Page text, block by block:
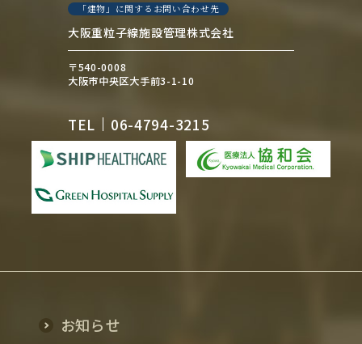
「建物」に関するお問い合わせ先
大阪重粒子線施設管理株式会社
〒540-0008
大阪市中央区大手前3-1-10
TEL 06-4794-3215
お知らせ